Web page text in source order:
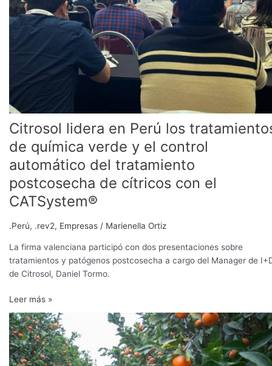
Citrosol lidera en Perú los
de química verde y el control
automático del tratamiento
postcosecha de cítricos con el
CATSystem®
.Perú, .rev2, Empresas / Marienella Ortiz
La firma valenciana participó con dos presentaciones sobre
tratamientos y patógenos postcosecha a cargo del Manager de
de Citrosol, Daniel Tormo.
química
verde
automático
del
tratamiento
postcosecha
de
cítricos
con
el
CATSystem®
Leer más »
Industria
citrícola
se
reúne